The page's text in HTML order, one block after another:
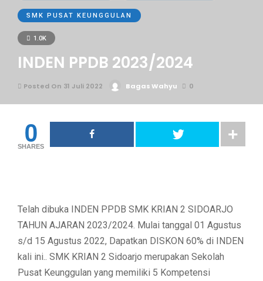
SMK PUSAT KEUNGGULAN
1.0K
INDEN PPDB 2023/2024
Posted On 31 Juli 2022 Bagas Wahyu 0
0
SHARES
Telah dibuka INDEN PPDB SMK KRIAN 2 SIDOARJO
TAHUN AJARAN 2023/2024. Mulai tanggal 01 Agustus
s/d 15 Agustus 2022, Dapatkan DISKON 60% di INDEN
kali ini.. SMK KRIAN 2 Sidoarjo merupakan Sekolah
Pusat Keunggulan yang memiliki 5 Kompetensi